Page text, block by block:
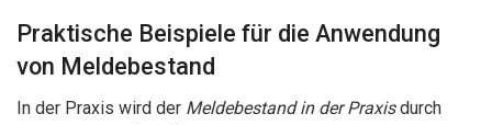
Praktische Beispiele für die Anwendung
von Meldebestand
In der Praxis wird der Meldebestand in der Praxisdurch